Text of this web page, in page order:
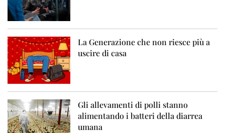
La Generazione che non riesce più a
uscire di casa
Gli allevamenti di polli stanno
alimentando i batteri della diarrea
umana